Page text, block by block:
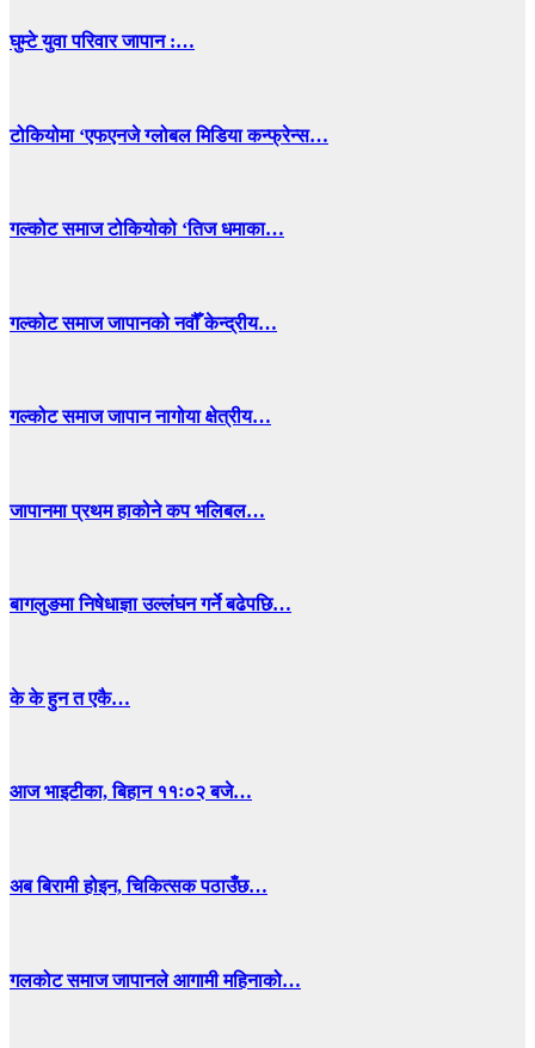
घुम्टे युवा परिवार जापान :…
टोकियोमा ‘एफएनजे ग्लोबल मिडिया कन्फ्रेन्स…
गल्कोट समाज टोकियोको ‘तिज धमाका…
गल्कोट समाज जापानको नवौँ केन्द्रीय…
गल्कोट समाज जापान नागोया क्षेत्रीय…
जापानमा प्रथम हाकोने कप भलिबल…
बागलुङमा निषेधाज्ञा उल्लंघन गर्ने बढेपछि…
के के हुन त एकै…
आज भाइटीका, बिहान ११ः०२ बजे…
अब बिरामी होइन, चिकित्सक पठाउँछ…
गलकोट समाज जापानले आगामी महिनाको…